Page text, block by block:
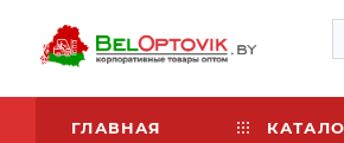
ГЛАВНАЯ